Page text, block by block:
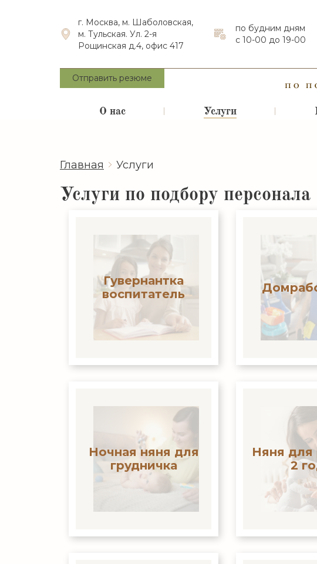
г. Москва, м. Шаболовская,
м. Тульская. Ул. 2-я
Рощинская д.4, офис 417
по будним дням
с 10-00 до 19-00
Отправить резюме
О нас Услуги
Главная Услуги
Услуги по подбору персонала
Гувернантка
воспитатель
Ночная няня для
грудничка
Няня для
2